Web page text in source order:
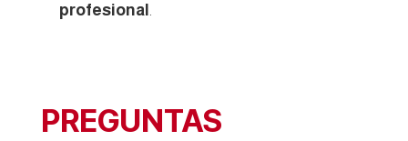
profesional .
PREGUNTAS